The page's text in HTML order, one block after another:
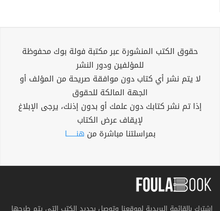
حقوق الكتب المنشورة عبر مكتبة فولة بوك محفوظة
للمؤلفين ودور النشر
لا يتم نشر أي كتاب دون موافقة صريحة من المؤلف أو
الجهة المالكة للحقوق
إذا تم نشر كتابك دون علمك أو بدون إذنك، يرجى الإبلاغ
لإيقاف عرض الكتاب
بمراسلتنا مباشرة من هنــــــا